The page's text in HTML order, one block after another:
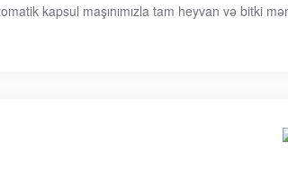
kapsul maşınımızla tam heyvan və bitki